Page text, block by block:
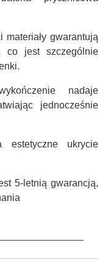
materiały gwarantują
co jest szczególnie
nadaje
jednocześnie
ukrycie
5-letnią gwarancją,